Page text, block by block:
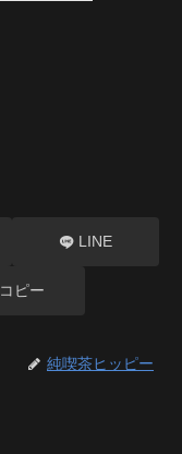
LINE
コピー
純喫茶ヒッピー